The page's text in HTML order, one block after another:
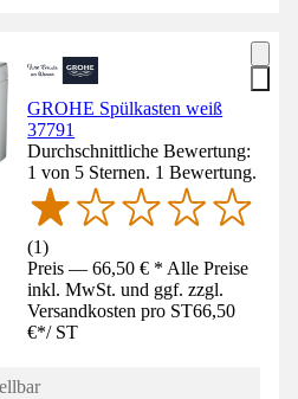
GROHE Spülkasten weiß
37791
Durchschnittliche Bewertung:
1 von 5 Sternen. 1 Bewertung.
(1)
Preis — 66,50 € * Alle Preise
inkl. MwSt. und ggf. zzgl.
Versandkosten pro ST66,50
€*/ ST